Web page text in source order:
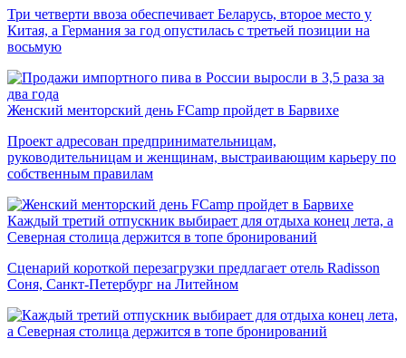
Три четверти ввоза обеспечивает Беларусь, второе место у
Китая, а Германия за год опустилась с третьей позиции на
восьмую
Женский менторский день FCamp пройдет в Барвихе
Проект адресован предпринимательницам,
руководительницам и женщинам, выстраивающим карьеру по
собственным правилам
Каждый третий отпускник выбирает для отдыха конец лета, а
Северная столица держится в топе бронирований
Сценарий короткой перезагрузки предлагает отель Radisson
Соня, Санкт-Петербург на Литейном